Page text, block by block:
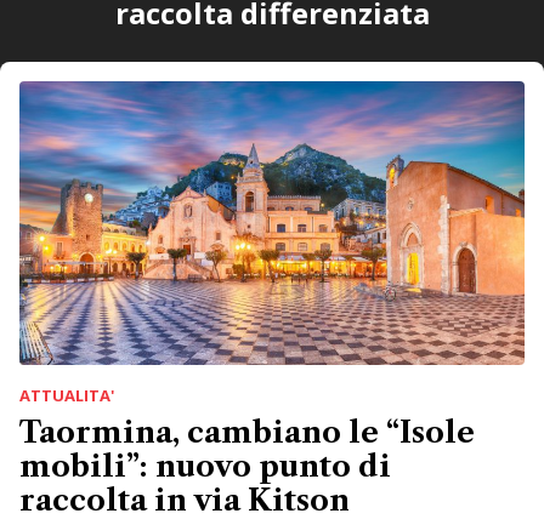
raccolta differenziata
ATTUALITA'
Taormina, cambiano le “Isole
mobili”: nuovo punto di
raccolta in via Kitson